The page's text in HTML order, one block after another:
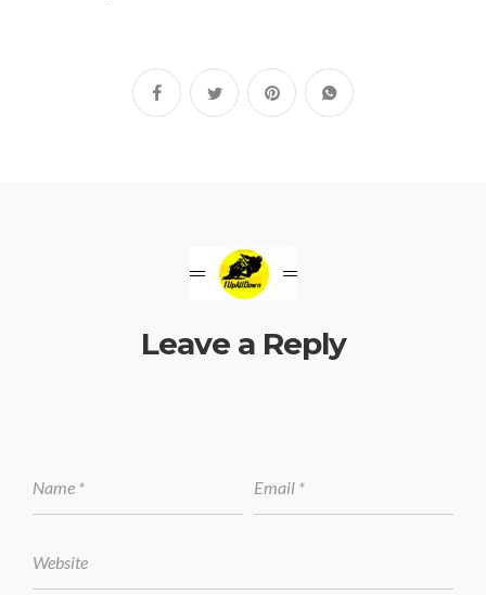
Leave a Reply